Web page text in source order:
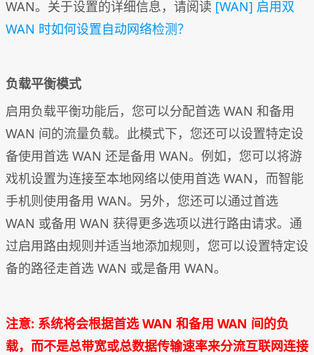
WAN。关于设置的详细信息，请阅读 [WAN] 启用双
WAN 时如何设置自动网络检测？
负载平衡模式
启用负载平衡功能后，您可以分配首选 WAN 和备用
WAN 间的流量负载。此模式下，您还可以设置特定设
备使用首选 WAN 还是备用 WAN。例如，您可以将游
戏机设置为连接至本地网络以使用首选 WAN，而智能
手机则使用备用 WAN。另外，您还可以通过首选
WAN 或备用 WAN 获得更多选项以进行路由请求。通
过启用路由规则并适当地添加规则，您可以设置特定设
备的路径走首选 WAN 或是备用 WAN。
注意: 系统将会根据首选 WAN 和备用 WAN 间的负
载，而不是总带宽或总数据传输速率来分流互联网连接